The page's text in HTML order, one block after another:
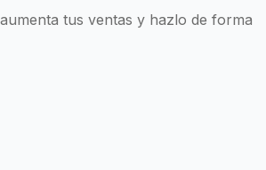
tus ventas y hazlo de forma